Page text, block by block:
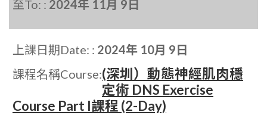
至To: : 2024年 11月 9日
上課日期Date: : 2024年 10月 9日
課程名稱Course:(深圳）動態神經肌肉穩
定術 DNS Exercise
Course Part I課程 (2-Day)